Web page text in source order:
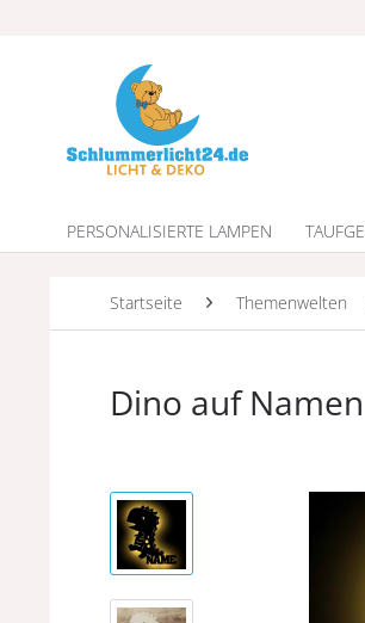
PERSONALISIERTE LAMPEN
Startseite Themenwelten
Dino auf